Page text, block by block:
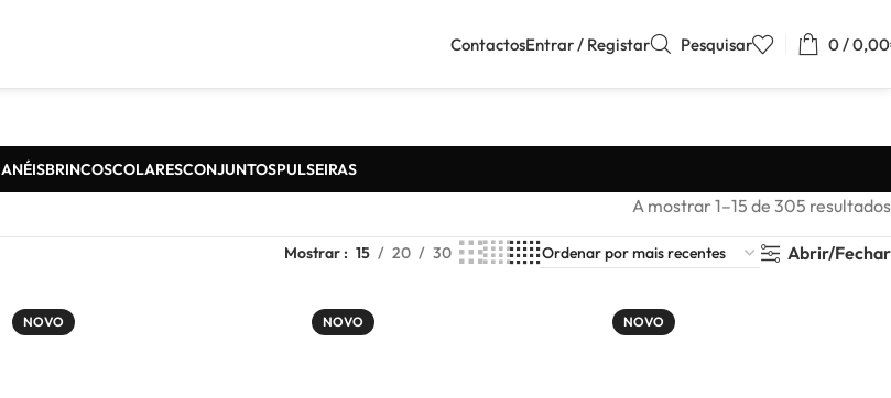
ContactosEntrar / Registar Pesquisar 0/0,00
ANÉISBRINCOSCOLARESCONJUNTOSPULSEIRAS
A mostrar 1–15 de 305 resultados
Mostrar 15 20 30 Abrir/Fechar
NOVO NOVO NOVO